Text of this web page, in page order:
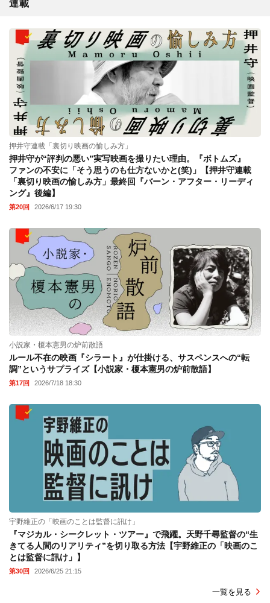
連載
押井守連載「裏切り映画の愉しみ方」
押井守が“評判の悪い”実写映画を撮りたい理由。『ボトムズ』
ファンの不安に「そう思うのも仕方ないかと(笑)」【押井守連載
「裏切り映画の愉しみ方」最終回『バーン・アフター・リーディ
ング』後編】
第20回 2026/6/17 19:30
小説家・榎本憲男の炉前散語
ルール不在の映画『シラート』が仕掛ける、サスペンスへの“転
調”というサプライズ【小説家・榎本憲男の炉前散語】
第17回 2026/7/18 18:30
宇野維正の「映画のことは監督に訊け」
『マジカル・シークレット・ツアー』で飛躍。天野千尋監督の“生
きてる人間のリアリティ”を切り取る方法【宇野維正の「映画のこ
とは監督に訊け」】
第30回 2026/6/25 21:15
一覧を見る